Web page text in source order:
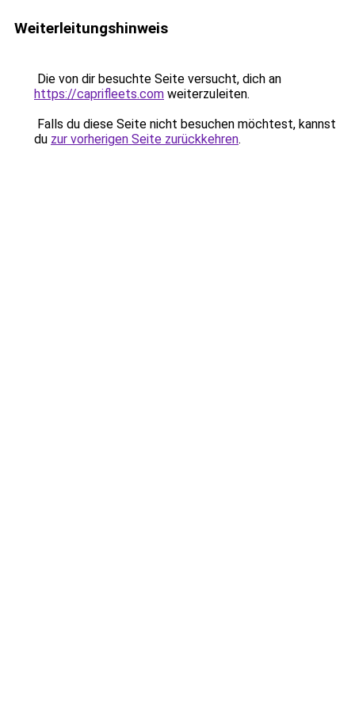
Weiterleitungshinweis
Die von dir besuchte Seite versucht, dich an
https://caprifleets.com weiterzuleiten.
Falls du diese Seite nicht besuchen möchtest, kannst
du zur vorherigen Seite zurückkehren.